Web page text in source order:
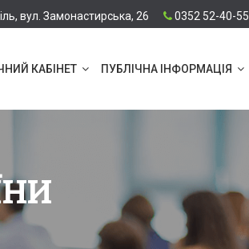
вул. Замонастирська, 26 0352 52-40-55
КАБІНЕТ ПУБЛІЧНА ІНФОРМАЦІЯ